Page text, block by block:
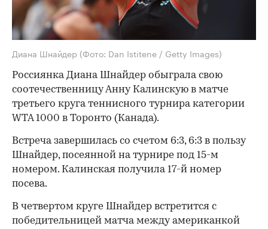
Диана Шнайдер (Фото: Dan Istitene / Getty Images)
Россиянка Диана Шнайдер обыграла свою
соотечественницу Анну Калинскую в матче
третьего круга теннисного турнира категории
WTA 1000 в Торонто (Канада).
Встреча завершилась со счетом 6:3, 6:3 в пользу
Шнайдер, посеянной на турнире под 15-м
номером. Калинская получила 17-й номер
посева.
В четвертом круге Шнайдер встретится с
победительницей матча между американкой